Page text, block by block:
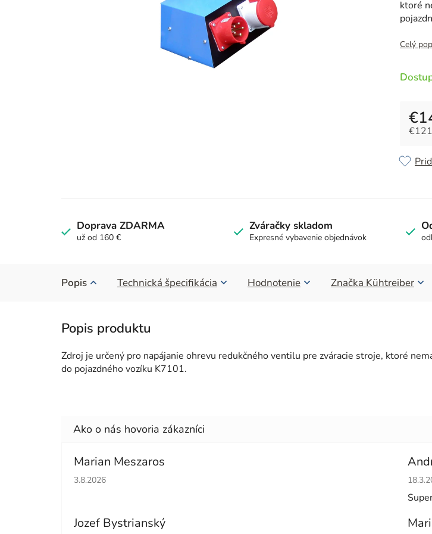
z
5
ktoré
Celý
Doprava ZDARMA
už od 160 €
Zváračky skladom
Expresné vybavenie objednávok
Popis Technická špecifikácia Hodnotenie Značka Kühtreiber
Zdroj je určený pro napájanie ohrevu redukčného ventilu pre zváracie stroje, ktoré
do pojazdného vozíku K7101.
Marian Meszaros
Hodnotenie obchodu je 5 z 5 hviezdičiek.
3.8.2026
Jozef Bystrianský